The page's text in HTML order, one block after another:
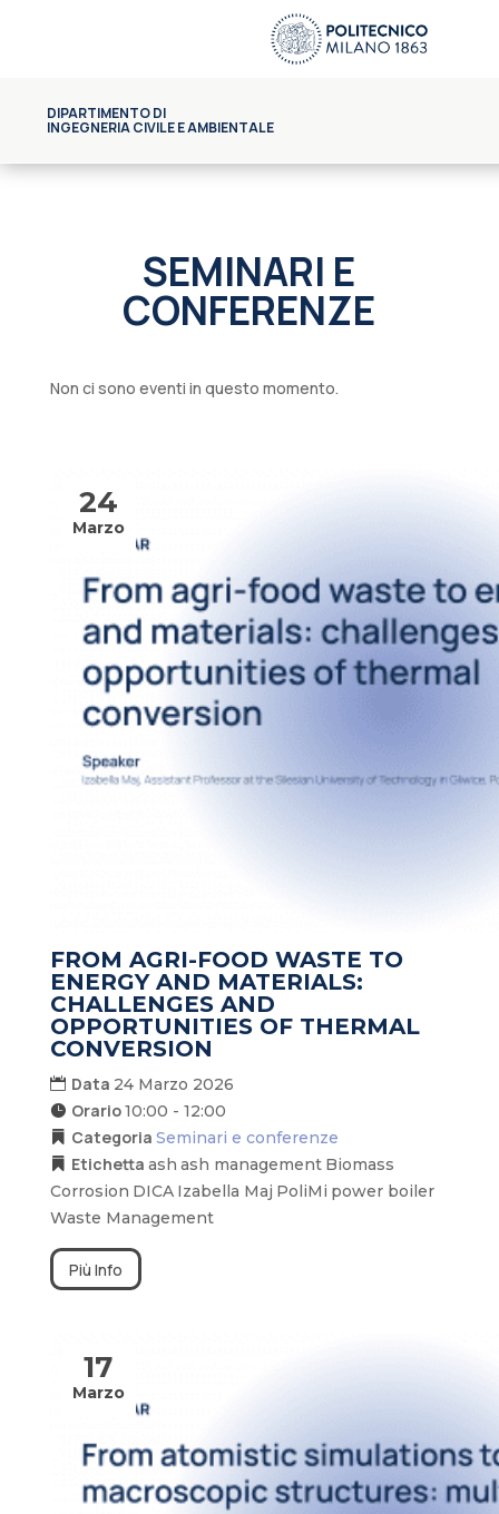
DIPARTIMENTO DI
INGEGNERIA CIVILE E AMBIENTALE
SEMINARI E
CONFERENZE
Non ci sono eventi in questo momento.
24
Marzo
FROM AGRI-FOOD WASTE TO
ENERGY AND MATERIALS:
CHALLENGES AND
OPPORTUNITIES OF THERMAL
CONVERSION
Data 24 Marzo 2026
Orario10:00 - 12:00
Categoria Seminari e conferenze
Etichetta ash ash management Biomass
Corrosion DICA Izabella Maj PoliMi power boiler
Waste Management
Più Info
17
Marzo